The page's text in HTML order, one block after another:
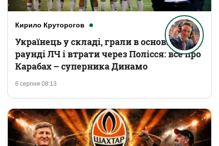
Кирило Круторогов
6 серпня 08:13
Українець у складі, грали в основному
раунді ЛЧ і втрати через Полісся: все про
Карабах – суперника Динамо